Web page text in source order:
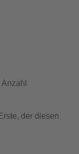
Anzahl
der diesen